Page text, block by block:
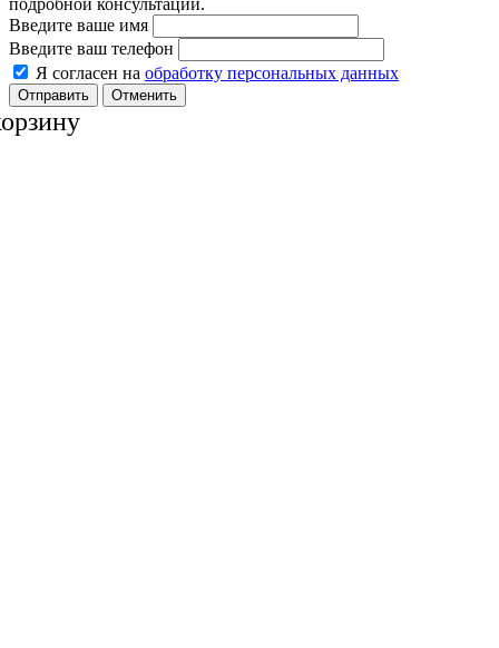
Введите ваше имя
Введите ваш телефон
Я согласен на обработку персональных данных
Отменить